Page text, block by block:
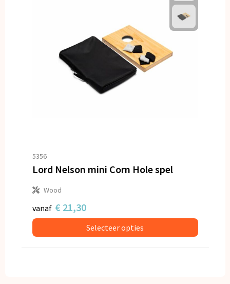
5356
Lord Nelson mini Corn Hole spel
Wood
vanaf € 21,30
Selecteer opties